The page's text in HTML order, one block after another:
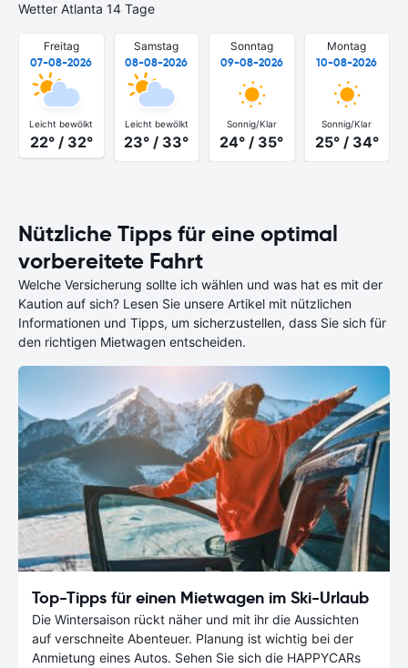
Wetter Atlanta 14 Tage
Freitag
07-08-2026
Leicht bewölkt
22° / 32°
Samstag
08-08-2026
Leicht bewölkt
23° / 33°
Sonntag
09-08-2026
Sonnig/Klar
24° / 35°
Montag
10-08-2026
Sonnig/Klar
25° / 34°
Nützliche Tipps für eine optimal
vorbereitete Fahrt
Welche Versicherung sollte ich wählen und was hat es mit der
Kaution auf sich? Lesen Sie unsere Artikel mit nützlichen
Informationen und Tipps, um sicherzustellen, dass Sie sich für
den richtigen Mietwagen entscheiden.
Top-Tipps für einen Mietwagen im Ski-Urlaub
Die Wintersaison rückt näher und mit ihr die Aussichten
auf verschneite Abenteuer. Planung ist wichtig bei der
Anmietung eines Autos. Sehen Sie sich die HAPPYCARs